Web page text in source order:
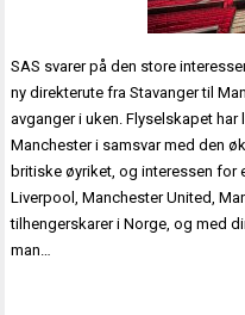
SAS svarer på den store
ny direkterute fra Stavanger til
avganger i uken. Flyselskapet
Manchester i samsvar med den
britiske øyriket, og interessen
Liverpool, Manchester United,
tilhengerskarer i Norge, og med
man…